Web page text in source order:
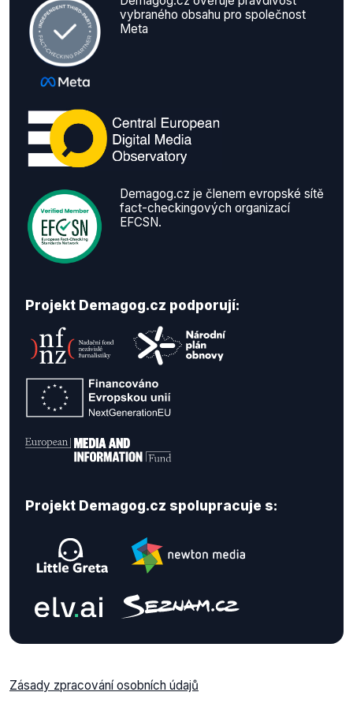
vybraného obsahu pro společnost
Meta
Demagog.cz je členem evropské sítě
fact-checkingových organizací
EFCSN.
Projekt Demagog.cz podporují:
Projekt Demagog.cz spolupracuje s:
Zásady zpracování osobních údajů